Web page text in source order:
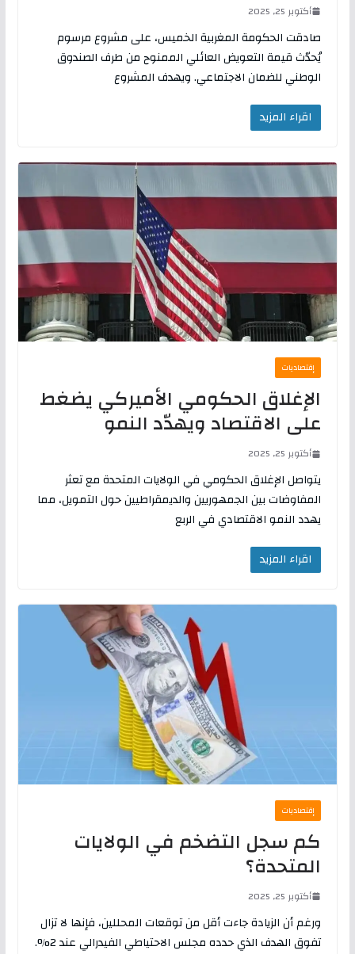
أكتوبر 25, 2025
صادقت الحكومة المغربية الخميس، على مشروع مرسوم
يُحدّث قيمة التعويض العائلي الممنوح من طرف الصندوق
الوطني للضمان الاجتماعي. ويهدف المشروع
اقراء المزيد
إقتصاديات
الإغلاق الحكومي الأميركي يضغط
على الاقتصاد ويهدّد النمو
أكتوبر 25, 2025
يتواصل الإغلاق الحكومي في الولايات المتحدة مع تعثر
المفاوضات بين الجمهوريين والديمقراطيين حول التمويل، مما
يهدد النمو الاقتصادي في الربع
اقراء المزيد
إقتصاديات
كم سجل التضخم في الولايات
المتحدة؟
أكتوبر 25, 2025
ورغم أن الزيادة جاءت أقل من توقعات المحللين، فإنها لا تزال
تفوق الهدف الذي حدده مجلس الاحتياطي الفيدرالي عند 2%.